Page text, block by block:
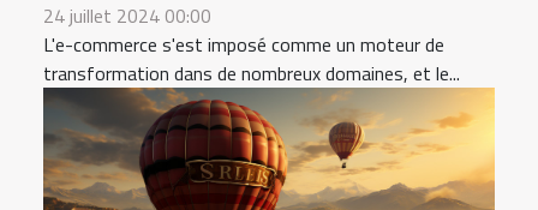
24 juillet 2024 00:00
L'e-commerce s'est imposé comme un moteur de
transformation dans de nombreux domaines, et le...